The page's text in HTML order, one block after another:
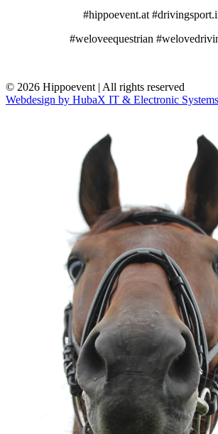
#hippoevent.at
#weloveequestrian
© 2026 Hippoevent | All rights reserved
Webdesign by HubaX IT & Electronic Systems